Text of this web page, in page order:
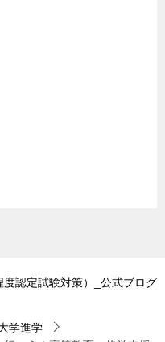
認定試験対策）_公式ブログ
学進学